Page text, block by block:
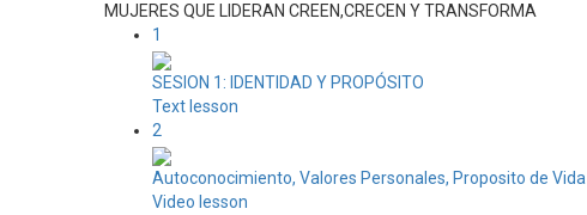
MUJERES QUE LIDERAN CREEN,CRECEN Y TRANSFORMA
1
SESION 1: IDENTIDAD Y PROPÓSITO
Text lesson
2
Autoconocimiento, Valores Personales, Proposito de Vida
Video lesson